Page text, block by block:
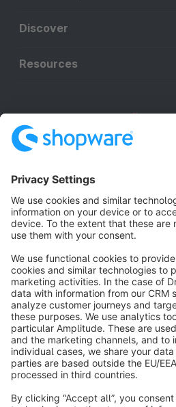
Discover
Resources
Terms & Conditions
Cookie
Copyright © shopware AG -
Notice: * All prices are quoted net of